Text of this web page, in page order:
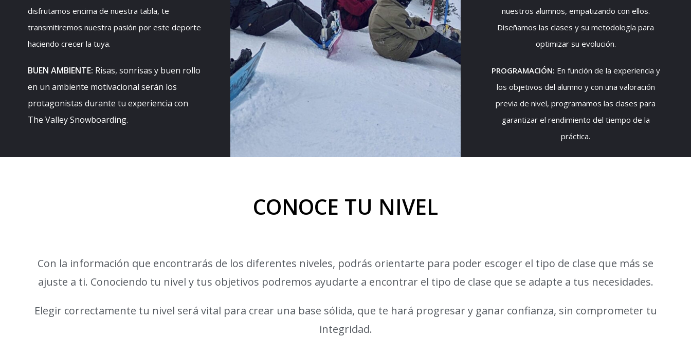
disfrutamos encima de nuestra tabla, te
transmitiremos nuestra pasión por este deporte
haciendo crecer la tuya.
BUEN AMBIENTE: Risas, sonrisas y buen rollo
en un ambiente motivacional serán los
protagonistas durante tu experiencia con
The Valley Snowboarding.
nuestros alumnos, empatizando con ellos.
Diseñamos las clases y su metodología para
optimizar su evolución.
PROGRAMACIÓN: En función de la experiencia y
los objetivos del alumno y con una valoración
previa de nivel, programamos las clases para
garantizar el rendimiento del tiempo de la
práctica.
CONOCE TU NIVEL
Con la información que encontrarás de los diferentes niveles, podrás orientarte para poder escoger el tipo de clase que más se
ajuste a ti. Conociendo tu nivel y tus objetivos podremos ayudarte a encontrar el tipo de clase que se adapte a tus necesidades.
Elegir correctamente tu nivel será vital para crear una base sólida, que te hará progresar y ganar confianza, sin comprometer tu
integridad.